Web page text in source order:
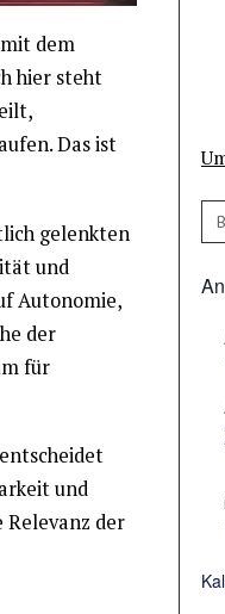
dem
hier steht
Das ist
gelenkten
und
Autonomie,
der
für
und
der